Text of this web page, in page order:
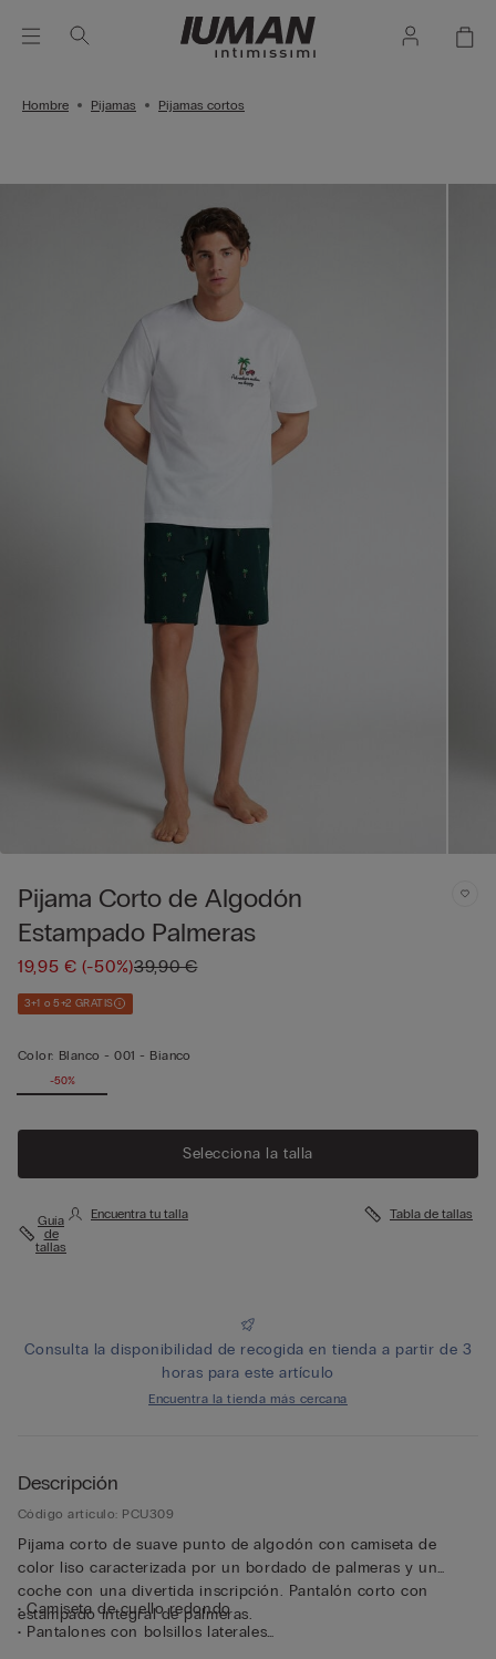
Hombre Pijamas Pijamas cortos
Pijama Corto de Algodón
Estampado Palmeras
19,95 €(-50%)39,90 €
3+1 o 5+2 GRATIS
Color: Blanco -001 - Bianco
-50%
Selecciona la talla
Guía
de
tallas
Encuentra tu talla Tabla de tallas
Consulta la disponibilidad de recogida en tienda a partir de 3
horas para este artículo
Encuentra la tienda más cercana
Descripción
Código artículo: PCU309
Pijama corto de suave punto de algodón con camiseta de
color liso caracterizada por un bordado de palmeras y un
coche con una divertida inscripción. Pantalón corto con
estampado integral de palmeras.
• Camiseta de cuello redondo
• Pantalones con bolsillos laterales